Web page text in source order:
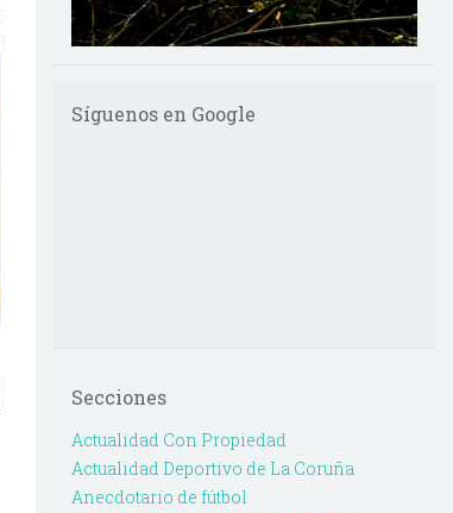
Síguenos en Google
Secciones
Actualidad Con Propiedad
Actualidad Deportivo de La Coruña
Anecdotario de fútbol